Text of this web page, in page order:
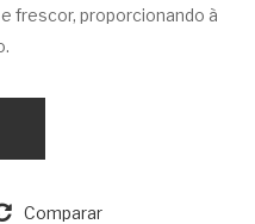
frescor, proporcionando à
Comparar